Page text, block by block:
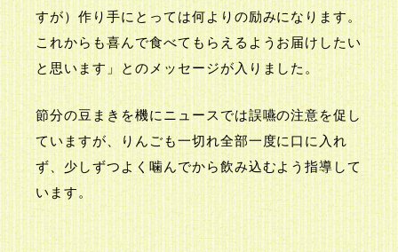
すが）作り手にとっては何よりの励みになります。
これからも喜んで食べてもらえるようお届けしたい
と思います」とのメッセージが入りました。
節分の豆まきを機にニュースでは誤嚥の注意を促し
ていますが、りんごも一切れ全部一度に口に入れ
ず、少しずつよく噛んでから飲み込むよう指導して
います。